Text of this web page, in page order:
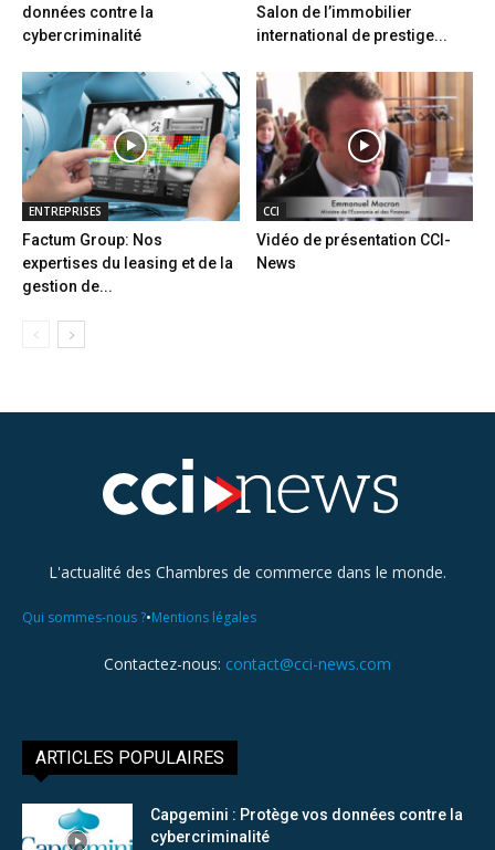
données contre la
cybercriminalité
Salon de l’immobilier
international de prestige...
ENTREPRISES
Factum Group: Nos
expertises du leasing et de la
gestion de...
CCI
Vidéo de présentation CCI-
News
L'actualité des Chambres de commerce dans le monde.
Qui sommes-nous ?•Mentions légales
Contactez-nous: contact@cci-news.com
ARTICLES POPULAIRES
Capgemini : Protège vos données contre la
cybercriminalité